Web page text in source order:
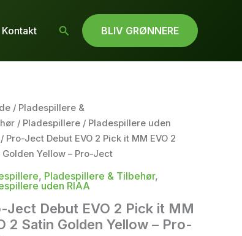
Kontakt Søg BLIV GRØNNERE
/ Pladespillere &
/ Pladespillere/ Pladespillere uden
Pro-Ject Debut EVO 2 Pick it MM EVO 2
Golden Yellow – Pro-Ject
, Pladespillere & Tilbehør,
uden RIAA
Ject Debut EVO 2 Pick it MM
2 Satin Golden Yellow – Pro-